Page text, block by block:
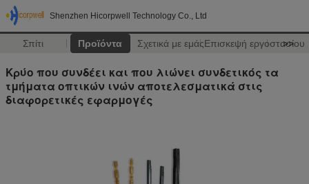
Shenzhen Hicorpwell Technology Co., Ltd
Σπίτι Προϊόντα Σχετικά με εμάςΕπισκεψή εργοστασίου
>>
Κρύο που συνδέει και που λιώνει συνδετικός τα
τμήματα οπτικών ινών αποτελεσματικά στις
διαφορετικές εφαρμογές